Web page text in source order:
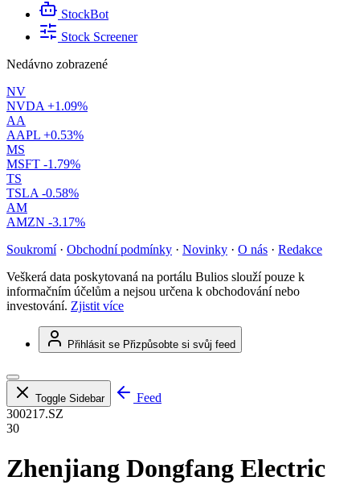
StockBot
Stock Screener
Nedávno zobrazené
NV
NVDA +1.09%
AA
AAPL +0.53%
MS
MSFT -1.79%
TS
TSLA -0.58%
AM
AMZN -3.17%
Soukromí · Obchodní podmínky · Novinky · O nás · Redakce
Veškerá data poskytovaná na portálu Bulios slouží pouze k
informačním účelům a nejsou určena k obchodování nebo
investování. Zjistit více
Přihlásit se Přizpůsobte si svůj feed
Toggle Sidebar
Feed
300217.SZ
30
Zhenjiang Dongfang Electric